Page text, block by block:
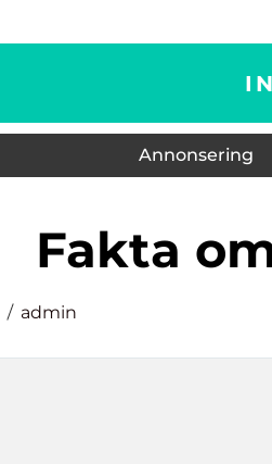
Annonsering
fakta
admin